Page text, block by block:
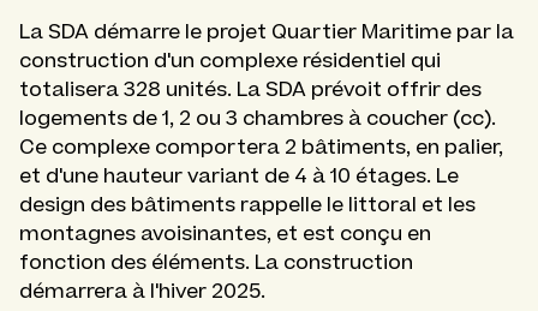
La SDA démarre le projet Quartier Maritime par la
construction d'un complexe résidentiel qui
totalisera 328 unités. La SDA prévoit offrir des
logements de 1, 2 ou 3 chambres à coucher (cc).
Ce complexe comportera 2 bâtiments, en palier,
et d'une hauteur variant de 4 à 10 étages. Le
design des bâtiments rappelle le littoral et les
montagnes avoisinantes, et est conçu en
fonction des éléments. La construction
démarrera à l'hiver 2025.